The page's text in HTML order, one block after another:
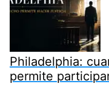
Philadelphia:
permite